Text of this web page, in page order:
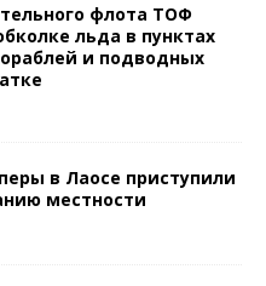
флота ТОФ
льда в пунктах
и подводных
в Лаосе приступили
местности